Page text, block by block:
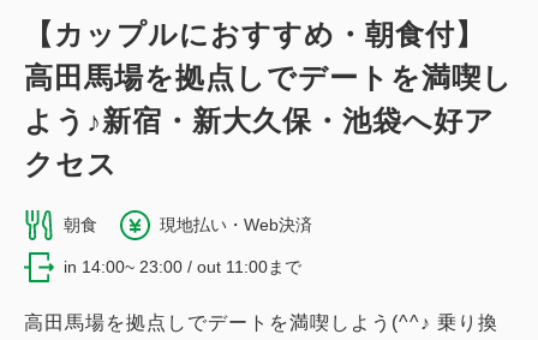
会員価格 13,015円
ダブル｜禁煙
獲得ポイント 828~
禁煙
Wi-Fiあり（無料）
【カップルにおすすめ・朝食付】
高田馬場を拠点しでデートを満喫し
よう♪新宿・新大久保・池袋へ好ア
クセス
朝食 現地払い・Web決済
in 14:00~ 23:00 / out 11:00まで
高田馬場を拠点しでデートを満喫しよう(^^♪ 乗り換